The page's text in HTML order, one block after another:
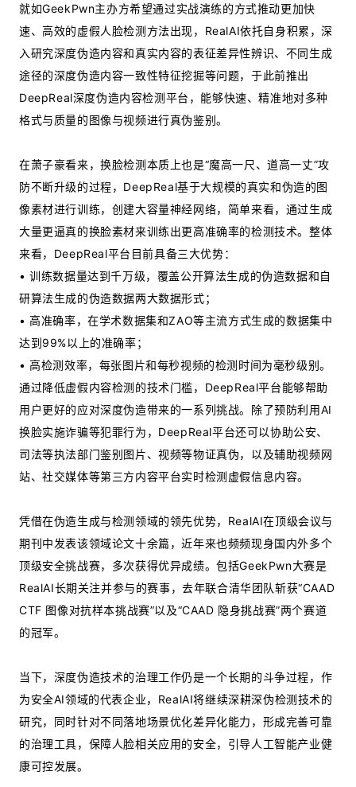
就如GeekPwn主办方希望通过实战演练的方式推动更加快
速、高效的虚假人脸检测方法出现，RealAI依托自身积累，深
入研究深度伪造内容和真实内容的表征差异性辨识、不同生成
途径的深度伪造内容一致性特征挖掘等问题，于此前推出
DeepReal深度伪造内容检测平台，能够快速、精准地对多种
格式与质量的图像与视频进行真伪鉴别。
在萧子豪看来，换脸检测本质上也是“魔高一尺、道高一丈”攻
防不断升级的过程，DeepReal基于大规模的真实和伪造的图
像素材进行训练，创建大容量神经网络，简单来看，通过生成
大量更逼真的换脸素材来训练出更高准确率的检测技术。整体
来看，DeepReal平台目前具备三大优势：
• 训练数据量达到千万级，覆盖公开算法生成的伪造数据和自
研算法生成的伪造数据两大数据形式；
• 高准确率，在学术数据集和ZAO等主流方式生成的数据集中
达到99%以上的准确率；
• 高检测效率，每张图片和每秒视频的检测时间为毫秒级别。
通过降低虚假内容检测的技术门槛，DeepReal平台能够帮助
用户更好的应对深度伪造带来的一系列挑战。除了预防利用AI
换脸实施诈骗等犯罪行为，DeepReal平台还可以协助公安、
司法等执法部门鉴别图片、视频等物证真伪，以及辅助视频网
站、社交媒体等第三方内容平台实时检测虚假信息内容。
凭借在伪造生成与检测领域的领先优势，RealAI在顶级会议与
期刊中发表该领域论文十余篇，近年来也频频现身国内外多个
顶级安全挑战赛，多次获得优异成绩。包括GeekPwn大赛是
RealAI长期关注并参与的赛事，去年联合清华团队斩获“CAAD
CTF 图像对抗样本挑战赛”以及“CAAD 隐身挑战赛”两个赛道
的冠军。
当下，深度伪造技术的治理工作仍是一个长期的斗争过程，作
为安全AI领域的代表企业，RealAI将继续深耕深伪检测技术的
研究，同时针对不同落地场景优化差异化能力，形成完善可靠
的治理工具，保障人脸相关应用的安全，引导人工智能产业健
康可控发展。